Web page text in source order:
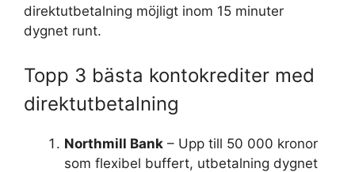
direktutbetalning möjligt inom 15 minuter
dygnet runt.
Topp 3 bästa kontokrediter med
direktutbetalning
Northmill Bank – Upp till 50 000 kronor
som flexibel buffert, utbetalning dygnet